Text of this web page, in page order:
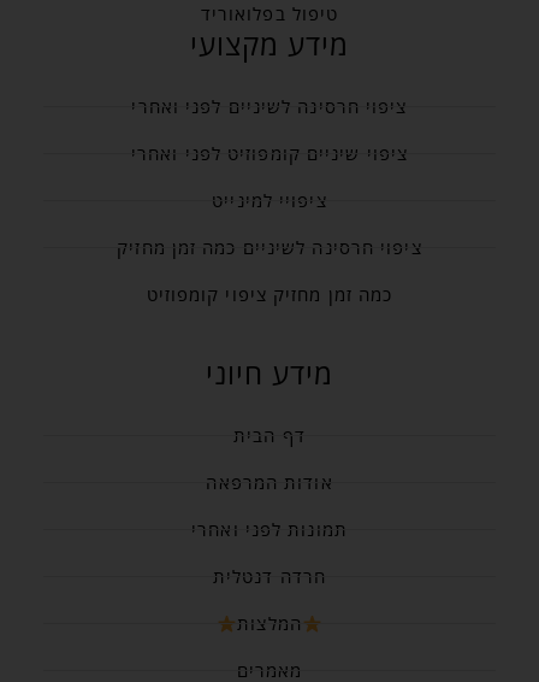
טיפול בפלואוריד
מידע מקצועי
ציפוי חרסינה לשיניים לפני ואחרי
ציפוי שיניים קומפוזיט לפני ואחרי
ציפויי למינייט
ציפוי חרסינה לשיניים כמה זמן מחזיק
כמה זמן מחזיק ציפוי קומפוזיט
מידע חיוני
דף הבית
אודות המרפאה
תמונות לפני ואחרי
חרדה דנטלית
המלצות
מאמרים